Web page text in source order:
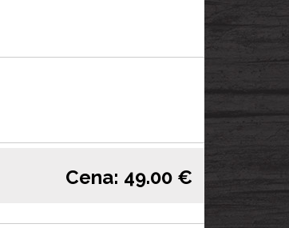
Cena: 49.00 €